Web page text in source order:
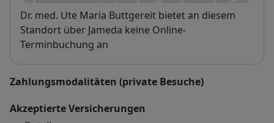
Verfügbarkeit
Dr. med. Ute Maria Buttgereit bietet an diesem
Standort über Jameda keine Online-
Terminbuchung an
Zahlungsmodalitäten (private Besuche)
Akzeptierte Versicherungen